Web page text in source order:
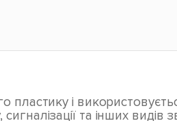
і
та інших видів